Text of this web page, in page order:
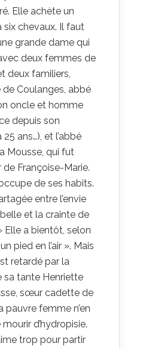
Elle achète un
six chevaux. Il faut
grande dame qui
deux femmes de
deux familiers,
de Coulanges, abbé
oncle et homme
depuis son
ans…), et l’abbé
Mousse, qui fut
Françoise-Marie.
de ses habits.
entre l’envie
belle et la crainte de
Elle a bientôt, selon
pied en l’air ». Mais
retardé par la
sa tante Henriette
sœur cadette de
pauvre femme n’en
d’hydropisie.
trop pour partir